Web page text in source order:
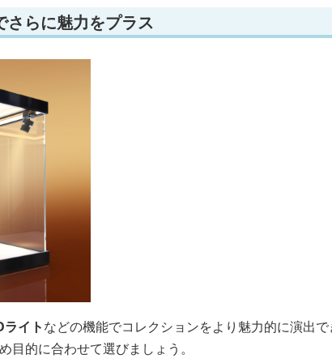
さらに魅力をプラス
イトなどの機能でコレクションをより魅力的に演出
目的に合わせて選びましょう。